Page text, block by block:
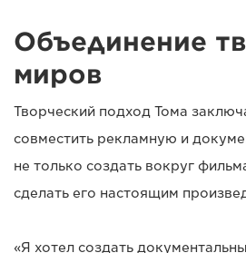
Объединение
миров
Творческий подход Тома
совместить рекламную и
не только создать вокруг
сделать его настоящим
«Я хотел создать